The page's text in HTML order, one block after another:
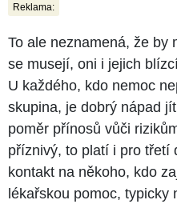
Reklama:
To ale neznamená, že by
se musejí, oni i jejich
U každého, kdo nemoc
skupina, je dobrý nápad
poměr přínosů vůči
příznivý, to platí i pro třetí
kontakt na někoho, kdo
lékařskou pomoc, typicky